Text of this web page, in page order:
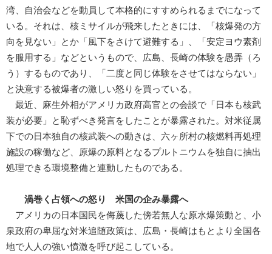
湾、自治会などを動員して本格的にすすめられるまでになって
いる。それは、核ミサイルが飛来したときには、「核爆発の方
向を見ない」とか「風下をさけて避難する」、「安定ヨウ素剤
を服用する」などというもので、広島、長崎の体験を愚弄（ろ
う）するものであり、「二度と同じ体験をさせてはならない」
と決意する被爆者の激しい怒りを買っている。
最近、麻生外相がアメリカ政府高官との会談で「日本も核武
装が必要」と恥ずべき発言をしたことが暴露された。対米従属
下での日本独自の核武装への動きは、六ヶ所村の核燃料再処理
施設の稼働など、原爆の原料となるプルトニウムを独自に抽出
処理できる環境整備と連動したものである。
渦巻く占領への怒り 米国の企み暴露へ
アメリカの日本国民を侮蔑した傍若無人な原水爆策動と、小
泉政府の卑屈な対米追随政策は、広島・長崎はもとより全国各
地で人人の強い憤激を呼び起こしている。